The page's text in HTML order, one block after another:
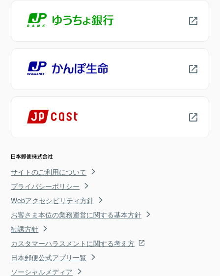
サイトのご利用について
プライバシーポリシー
Webアクセシビリティ方針
お客さま本位の業務運営に関する基本方針
勧誘方針
カスタマーハラスメントに関する考え方
日本郵便公式アプリ一覧
ソーシャルメディア